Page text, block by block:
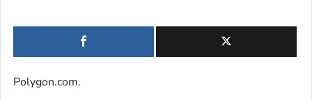
Polygon.com.